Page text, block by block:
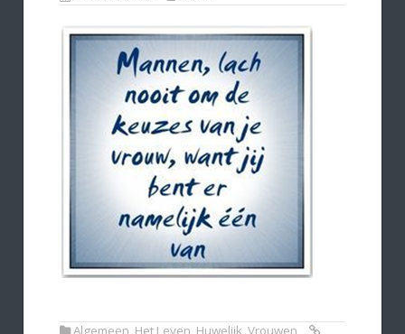
Algemeen Het Leven Huwelijk Vrouwen